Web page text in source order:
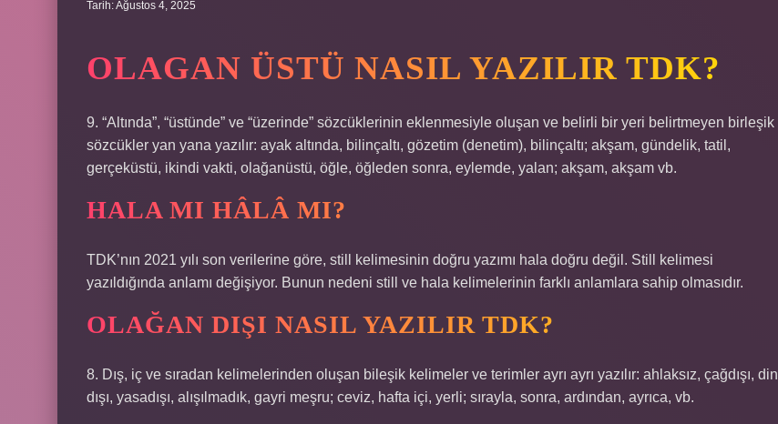
Tarih: Ağustos 4, 2025
OLAGAN ÜSTÜ NASIL YAZILIR TDK?
9. “Altında”, “üstünde” ve “üzerinde” sözcüklerinin eklenmesiyle oluşan ve belirli bir yeri belirtmeyen birleşik
sözcükler yan yana yazılır: ayak altında, bilinçaltı, gözetim (denetim), bilinçaltı; akşam, gündelik, tatil,
gerçeküstü, ikindi vakti, olağanüstü, öğle, öğleden sonra, eylemde, yalan; akşam, akşam vb.
HALA MI HÂLÂ MI?
TDK’nın 2021 yılı son verilerine göre, still kelimesinin doğru yazımı hala doğru değil. Still kelimesi
yazıldığında anlamı değişiyor. Bunun nedeni still ve hala kelimelerinin farklı anlamlara sahip olmasıdır.
OLAĞAN DIŞI NASIL YAZILIR TDK?
8. Dış, iç ve sıradan kelimelerinden oluşan bileşik kelimeler ve terimler ayrı ayrı yazılır: ahlaksız, çağdışı, din
dışı, yasadışı, alışılmadık, gayri meşru; ceviz, hafta içi, yerli; sırayla, sonra, ardından, ayrıca, vb.